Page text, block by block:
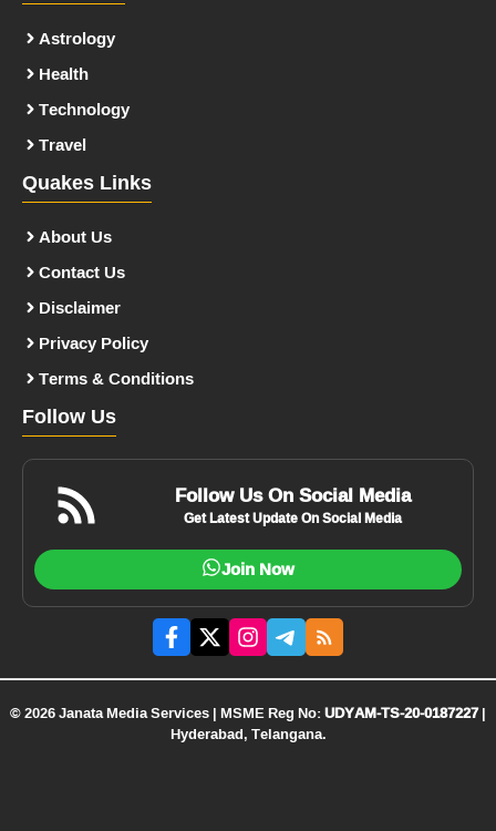
Astrology
Health
Technology
Travel
Quakes Links
About Us
Contact Us
Disclaimer
Privacy Policy
Terms & Conditions
Follow Us
Follow Us On Social Media
Get Latest Update On Social Media
Join Now
© 2026 Janata Media Services | MSME Reg No:UDYAM-TS-20-0187227|
Hyderabad, Telangana.